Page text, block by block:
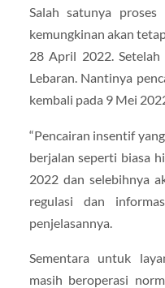
Salah satunya
kemungkinan akan
28 April 2022.
Lebaran. Nantinya
kembali pada 9 Mei
“Pencairan insentif
berjalan seperti biasa
2022 dan selebihnya
regulasi dan
penjelasannya.
Sementara untuk
masih beroperasi